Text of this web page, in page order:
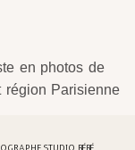
en photos de
Parisienne